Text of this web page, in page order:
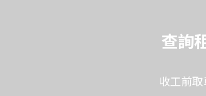
查詢
收工前